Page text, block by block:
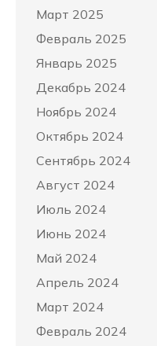
Март 2025
Февраль 2025
Январь 2025
Декабрь 2024
Ноябрь 2024
Октябрь 2024
Сентябрь 2024
Август 2024
Июль 2024
Июнь 2024
Май 2024
Апрель 2024
Март 2024
Февраль 2024